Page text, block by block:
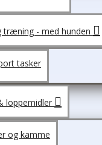
træning - med hunden
tasker
loppemidler
og kamme